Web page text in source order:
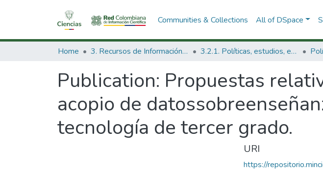
Communities & Collections All of DSpace
Home 3. Recursos de Información Científica y Tecnológica 3.2.1. Políticas, estudios, evaluaciones e indicadores de CTeI
Publication: Propuestas
acopio de
tecnología de tercer grado.
URI
https://